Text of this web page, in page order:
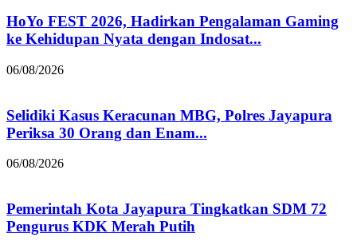
HoYo FEST 2026, Hadirkan Pengalaman Gaming
ke Kehidupan Nyata dengan Indosat...
06/08/2026
Selidiki Kasus Keracunan MBG, Polres Jayapura
Periksa 30 Orang dan Enam...
06/08/2026
Pemerintah Kota Jayapura Tingkatkan SDM 72
Pengurus KDK Merah Putih